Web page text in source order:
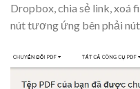
Dropbox, chia sẻ link, xoá
nút tương ứng bên phải